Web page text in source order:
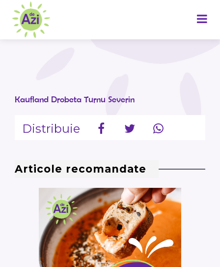
Kaufland Drobeta Turnu Severin
Distribuie
Articole recomandate